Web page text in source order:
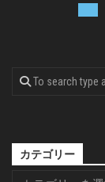
カテゴリー